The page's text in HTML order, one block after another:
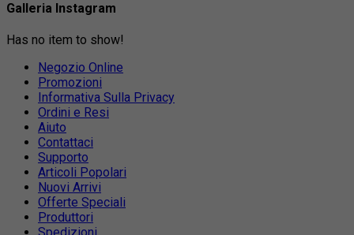
Galleria Instagram
Has no item to show!
Negozio Online
Promozioni
Informativa Sulla Privacy
Ordini e Resi
Aiuto
Contattaci
Supporto
Articoli Popolari
Nuovi Arrivi
Offerte Speciali
Produttori